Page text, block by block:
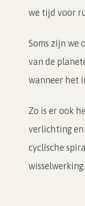
we tijd voor
Soms zijn we
van de
wanneer het
Zo is er ook
verlichting
cyclische